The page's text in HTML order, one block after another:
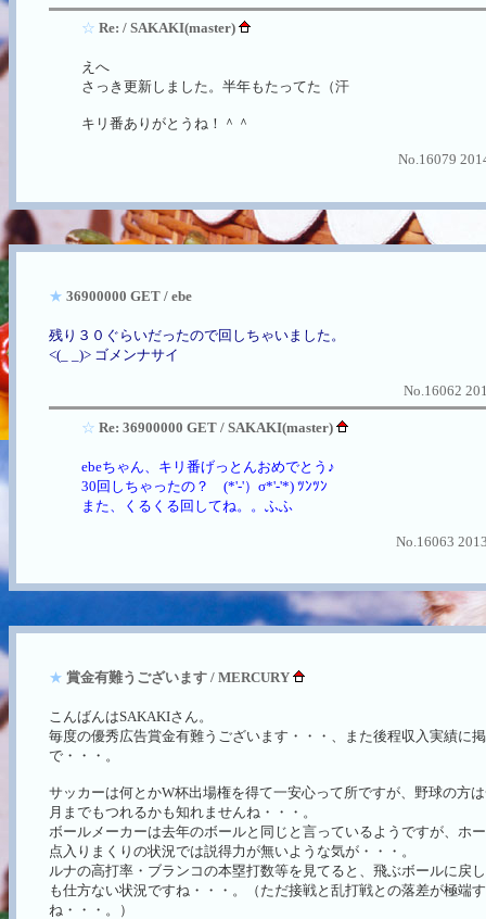
☆ Re: / SAKAKI(master)
えへ
さっき更新しました。半年もたってた（汗
キリ番ありがとうね！＾＾
No.16079
★ 36900000 GET / ebe
残り３０ぐらいだったので回しちゃいました。
<(_ _)> ゴメンナサイ
No.16062
☆ Re: 36900000 GET / SAKAKI(master)
ebeちゃん、キリ番げっとんおめでとう♪
30回しちゃったの？ (*'-'）σ*'-'*) ﾂﾝﾂﾝ
また、くるくる回してね。。ふふ
No.16063
★ 賞金有難うございます / MERCURY
こんばんはSAKAKIさん。
毎度の優秀広告賞金有難うございます・・・、また後程収入実績に
で・・・。
サッカーは何とかW杯出場権を得て一安心って所ですが、野球の方
月までもつれるかも知れませんね・・・。
ボールメーカーは去年のボールと同じと言っているようですが、ホ
点入りまくりの状況では説得力が無いような気が・・・。
ルナの高打率・ブランコの本塁打数等を見てると、飛ぶボールに戻
も仕方ない状況ですね・・・。（ただ接戦と乱打戦との落差が極端
ね・・・。）